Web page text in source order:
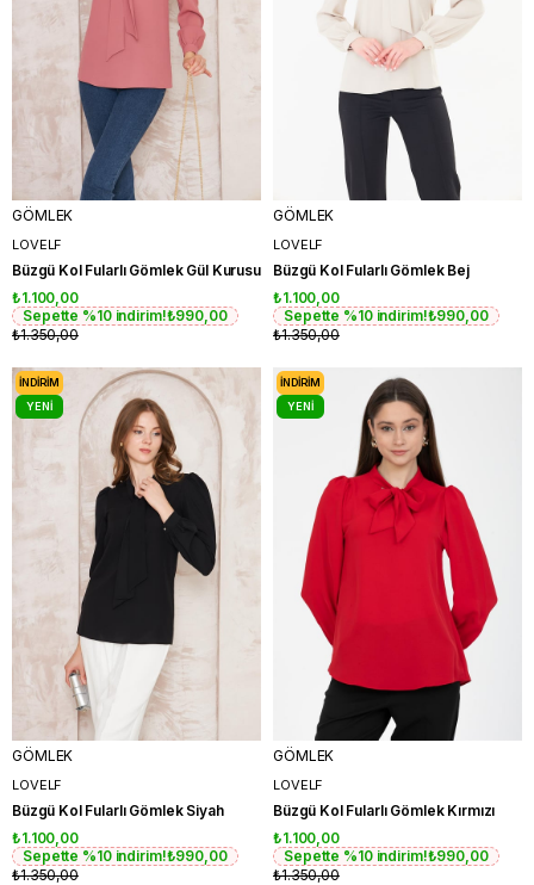
GÖMLEK
LOVELF
Büzgü Kol Fularlı Gömlek Gül Kurusu
₺1.100,00
Sepette %10 indirim!₺990,00
₺1.350,00
GÖMLEK
LOVELF
Büzgü Kol Fularlı Gömlek Bej
₺1.100,00
Sepette %10 indirim!₺990,00
₺1.350,00
GÖMLEK
LOVELF
Büzgü Kol Fularlı Gömlek Siyah
₺1.100,00
Sepette %10 indirim!₺990,00
₺1.350,00
İNDIRIM
YENI
GÖMLEK
LOVELF
Büzgü Kol Fularlı Gömlek Kırmızı
₺1.100,00
Sepette %10 indirim!₺990,00
₺1.350,00
İNDIRIM
YENI